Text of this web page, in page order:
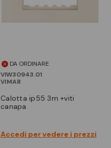
DA ORDINARE
VIW30943.01
VIMAR
calotta ip55 3m +viti
canapa
Accedi per vedere i prezzi